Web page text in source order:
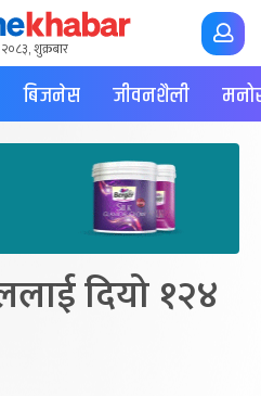
शुक्रबार
बिजनेस जीवनशैली
दियो १२४